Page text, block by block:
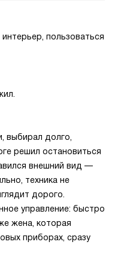
пользоваться
выбирал долго,
решил остановиться
внешний вид —
техника не
дорого.
управление: быстро
жена, которая
приборах, сразу